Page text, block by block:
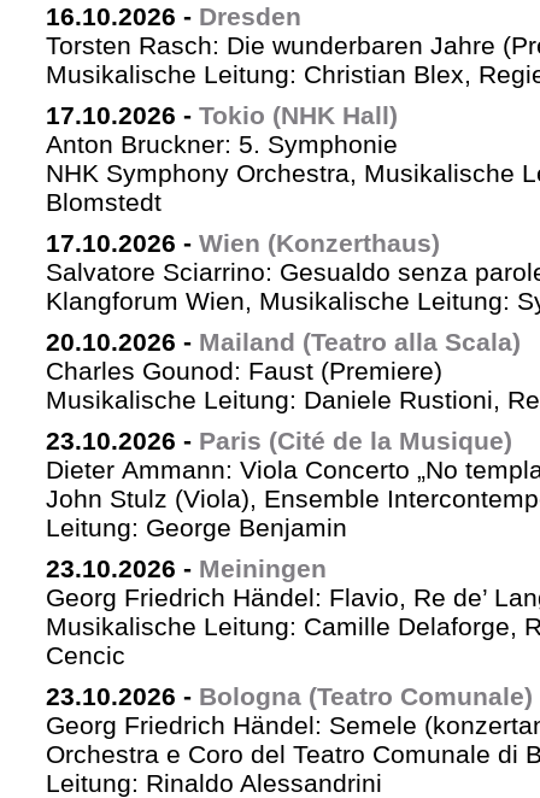
16.10.2026 - Dresden
Torsten Rasch: Die wunderbaren Jahre
Musikalische Leitung: Christian Blex,
17.10.2026 - Tokio (NHK Hall)
Anton Bruckner: 5. Symphonie
NHK Symphony Orchestra, Musikalische
Blomstedt
17.10.2026 - Wien (Konzerthaus)
Salvatore Sciarrino: Gesualdo senza
Klangforum Wien, Musikalische Leitung:
20.10.2026 - Mailand (Teatro alla Scala)
Charles Gounod: Faust (Premiere)
Musikalische Leitung: Daniele Rustioni,
23.10.2026 - Paris (Cité de la Musique)
Dieter Ammann: Viola Concerto „No
John Stulz (Viola), Ensemble
Leitung: George Benjamin
23.10.2026 - Meiningen
Georg Friedrich Händel: Flavio, Re de’
Musikalische Leitung: Camille Delaforge,
Cencic
23.10.2026 - Bologna (Teatro Comunale)
Georg Friedrich Händel: Semele
Orchestra e Coro del Teatro Comunale di
Leitung: Rinaldo Alessandrini